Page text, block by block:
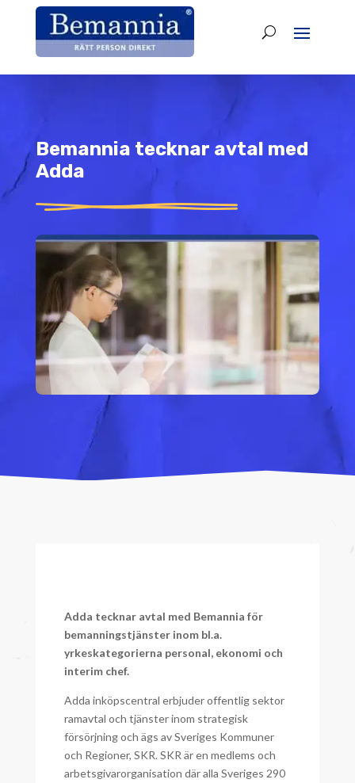
Bemannia tecknar avtal med
Adda
Adda tecknar avtal med Bemannia för
bemanningstjänster inom bl.a.
yrkeskategorierna personal, ekonomi och
interim chef.
Adda inköpscentral erbjuder offentlig sektor
ramavtal och tjänster inom strategisk
försörjning och ägs av Sveriges Kommuner
och Regioner, SKR. SKR är en medlems och
arbetsgivarorganisation där alla Sveriges 290